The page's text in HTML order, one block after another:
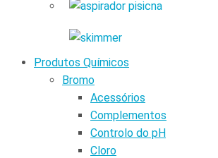
Produtos Químicos
Bromo
Acessórios
Complementos
Controlo do pH
Cloro